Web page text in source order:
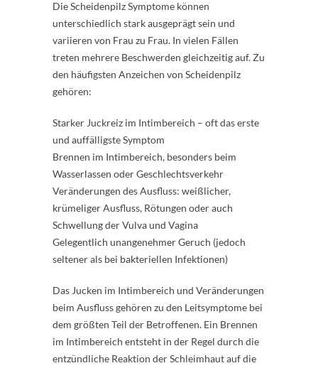
Die Scheidenpilz Symptome können
unterschiedlich stark ausgeprägt sein und
variieren von Frau zu Frau. In vielen Fällen
treten mehrere Beschwerden gleichzeitig auf. Zu
den häufigsten Anzeichen von Scheidenpilz
gehören:
Starker Juckreiz im Intimbereich – oft das erste
und auffälligste Symptom
Brennen im Intimbereich, besonders beim
Wasserlassen oder Geschlechtsverkehr
Veränderungen des Ausfluss: weißlicher,
krümeliger Ausfluss, Rötungen oder auch
Schwellung der Vulva und Vagina
Gelegentlich unangenehmer Geruch (jedoch
seltener als bei bakteriellen Infektionen)
Das Jucken im Intimbereich und Veränderungen
beim Ausfluss gehören zu den Leitsymptome bei
dem größten Teil der Betroffenen. Ein Brennen
im Intimbereich entsteht in der Regel durch die
entzündliche Reaktion der Schleimhaut auf die